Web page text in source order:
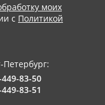
моих
с Политикой
Петербург:
83-50
83-51